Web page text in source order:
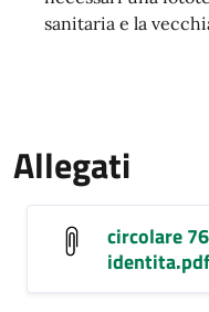
sanitaria e la
Allegati
circolare
identita.pdf